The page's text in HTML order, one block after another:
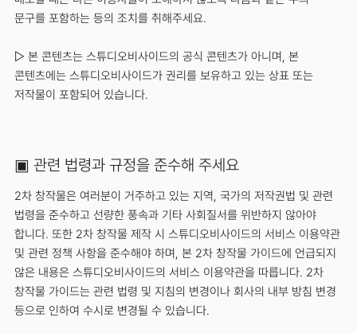
문구를 포함하는 등의 조치를 취해주세요.
▷ 본 콘텐츠는 스튜디오비사이드의 공식 콘텐츠가 아니며, 본
콘텐츠에는 스튜디오비사이드가 권리를 보유하고 있는 상표 또는
저작물이 포함되어 있습니다.
▣ 관련 법령과 규정을 준수해 주세요
2차 창작물은 여러분이 거주하고 있는 지역, 국가의 저작권법 및 관련
법령을 준수하고 선량한 풍속과 기타 사회질서를 위반하지 않아야
합니다. 또한 2차 창작물 제작 시 스튜디오비사이드의 서비스 이용약관
및 관련 정책 사항을 준수해야 하며, 본 2차 창작물 가이드에 언급되지
않은 내용은 스튜디오비사이드의 서비스 이용약관을 따릅니다. 2차
창작물 가이드는 관련 법령 및 지침의 변경이나 회사의 내부 방침 변경
등으로 인하여 수시로 변경될 수 있습니다.